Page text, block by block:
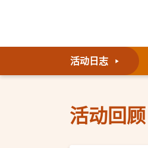
活动日志
活动回顾